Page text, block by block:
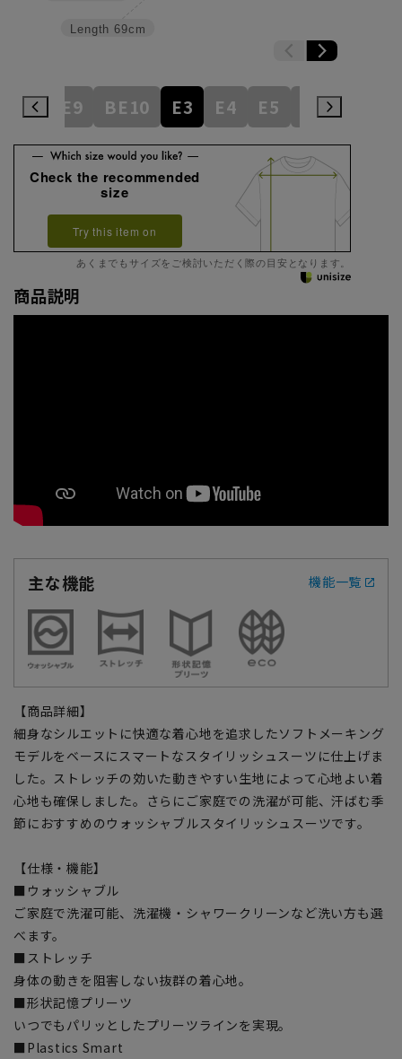
Length 69cm
BE9 BE10 E3 E4 E5 E6
Check the recommended
size
Try this item on
あくまでもサイズをご検討いただく際の目安となります。
商品説明
主な機能 機能一覧
【商品詳細】
細身なシルエットに快適な着心地を追求したソフトメーキング
モデルをベースにスマートなスタイリッシュスーツに仕上げま
した。ストレッチの効いた動きやすい生地によって心地よい着
心地も確保しました。さらにご家庭での洗濯が可能、汗ばむ季
節におすすめのウォッシャブルスタイリッシュスーツです。
【仕様・機能】
■ウォッシャブル
ご家庭で洗濯可能、洗濯機・シャワークリーンなど洗い方も選
べます。
■ストレッチ
身体の動きを阻害しない抜群の着心地。
■形状記憶プリーツ
いつでもパリッとしたプリーツラインを実現。
■Plastics Smart